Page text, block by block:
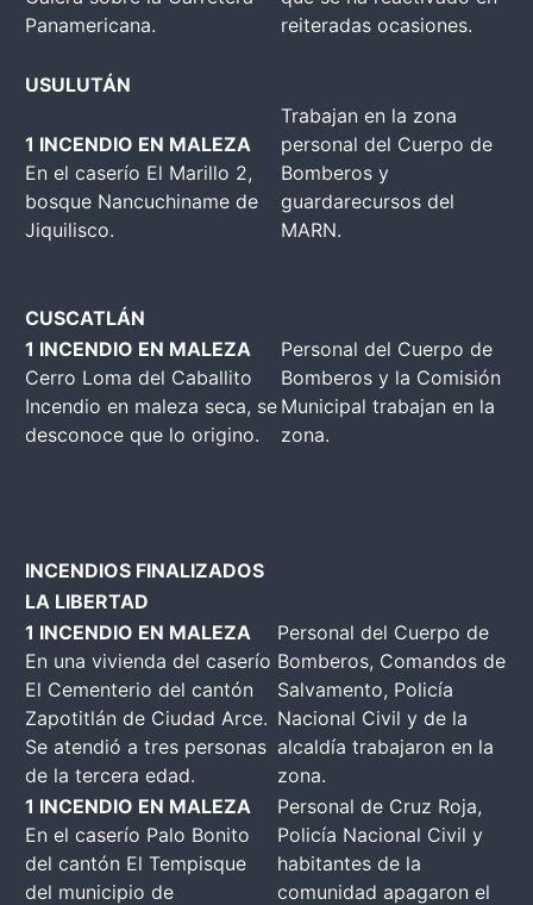
Panamericana.
reiteradas ocasiones.
USULUTÁN
1 INCENDIO EN MALEZA
En el caserío El Marillo 2,
bosque Nancuchiname de
Jiquilisco.
Trabajan en la zona
personal del Cuerpo de
Bomberos y
guardarecursos del
MARN.
CUSCATLÁN
1 INCENDIO EN MALEZA
Cerro Loma del Caballito
Incendio en maleza seca, se
desconoce que lo origino.
Personal del Cuerpo de
Bomberos y la Comisión
Municipal trabajan en la
zona.
INCENDIOS FINALIZADOS
LA LIBERTAD
1 INCENDIO EN MALEZA
En una vivienda del caserío
El Cementerio del cantón
Zapotitlán de Ciudad Arce.
Se atendió a tres personas
de la tercera edad.
Personal del Cuerpo de
Bomberos, Comandos de
Salvamento, Policía
Nacional Civil y de la
alcaldía trabajaron en la
zona.
1 INCENDIO EN MALEZA
En el caserío Palo Bonito
del cantón El Tempisque
del municipio de
Personal de Cruz Roja,
Policía Nacional Civil y
habitantes de la
comunidad apagaron el